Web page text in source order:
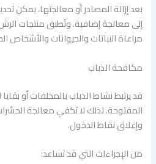
بعد إزالة المصادر أو معالجتها، يمكن
إلى معالجة إضافية. وتُطبق منتجات
مراعاة النباتات والحيوانات
مكافحة الذباب
قد يرتبط نشاط الذباب بالمخلفات أو
المفتوحة. لذلك لا تكفي معالجة
وإغلاق نقاط الدخول.
من الإجراءات التي قد تساعد: